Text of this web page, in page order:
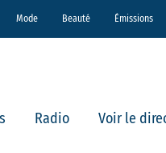
Mode Beauté Émissions
Radio Voir le